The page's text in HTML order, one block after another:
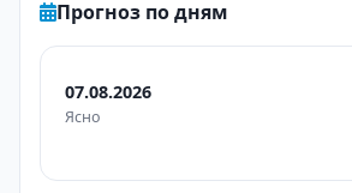
Прогноз по дням
07.08.2026
Ясно